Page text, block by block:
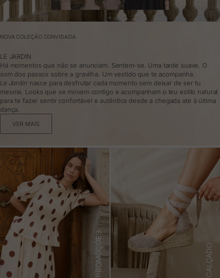
NOVA COLEÇÃO CONVIDADA
LE JARDIN
Há momentos que não se anunciam. Sentem-se. Uma tarde suave. O
som dos passos sobre a gravilha. Um vestido que te acompanha.
Le Jardin nasce para desfrutar cada momento sem deixar de ser tu
mesma. Looks que se movem contigo e acompanham o teu estilo natural
para te fazer sentir confortável e autêntica desde a chegada até à última
dança.
VER MAIS
PROMOÇÕES CALÇADO